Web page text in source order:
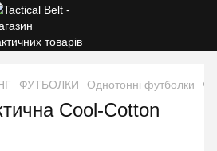
ФУТБОЛКИ Однотонні футболки
Cool-Cotton